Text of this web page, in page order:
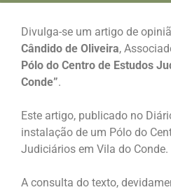
Divulga-se um artigo de
Cândido de Oliveira,
Pólo do Centro de Estudos
Conde”.
Este artigo, publicado no
instalação de um Pólo do
Judiciários em Vila do Conde.
A consulta do texto,